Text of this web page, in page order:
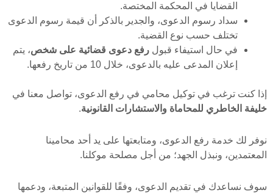
القضايا في المحكمة المختصة.
سداد رسوم الدعوى، والجدير بالذكر أن قيمة رسوم الدعوى
تختلف حسب نوع القضية.
في حال استيفاء قبول رفع دعوى قضائية على شخص، يتم
إعلان المدعى عليه بالدعوى، خلال 10 من تاريخ رفعها.
إذا كنت ترغب في توكيل محامي في رفع الدعوى، تواصل معنا في
خليفة الخاطري للمحاماة والاستشارات القانونية.
نوفر لك خدمة رفع الدعوى، ومتابعتها على يد أحد محامينا
المعتمدين، ونبذل الجهد؛ من أجل مصلحة موكلنا.
سوف نساعدك في تقديم الدعوى، وفقًا للقوانين المتبعة، ودعمها